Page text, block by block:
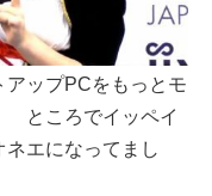
ップPCをもっとモ
ところでイッペイ
エになってまし